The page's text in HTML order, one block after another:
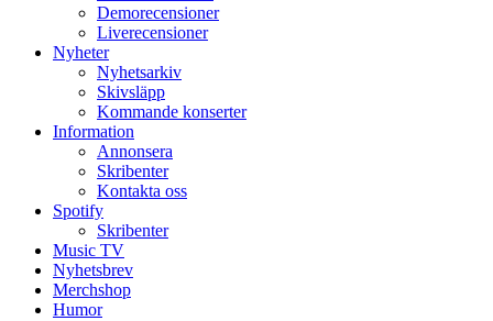
Demorecensioner
Liverecensioner
Nyheter
Nyhetsarkiv
Skivsläpp
Kommande konserter
Information
Annonsera
Skribenter
Kontakta oss
Spotify
Skribenter
Music TV
Nyhetsbrev
Merchshop
Humor